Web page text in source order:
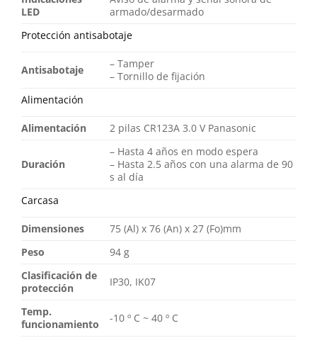
LED
armado/desarmado
Protección antisabotaje
Antisabotaje
– Tamper
– Tornillo de fijación
Alimentación
Alimentación 2 pilas CR123A 3.0 V Panasonic
Duración
– Hasta 4 años en modo espera
– Hasta 2.5 años con una alarma de 90
s al día
Carcasa
Dimensiones
75 (Al) x 76 (An) x 27 (Fo)mm
Peso
94 g
Clasificación de
protección
IP30, IK07
Temp.
funcionamiento
-10 º C ~ 40 º C